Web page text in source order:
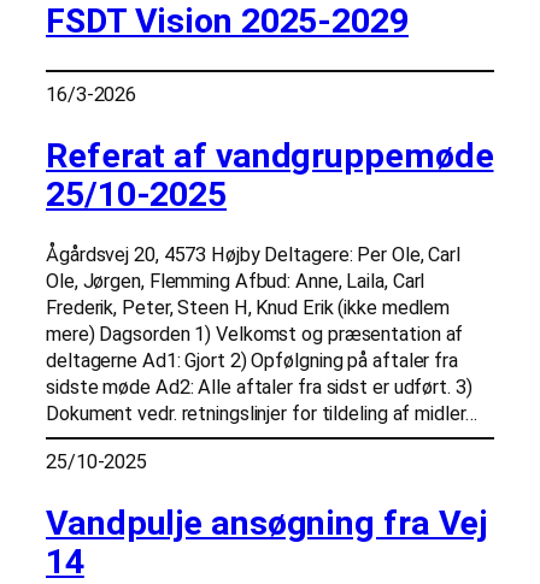
FSDT Vision 2025-2029
16/3-2026
Referat af vandgruppemøde
25/10-2025
Ågårdsvej 20, 4573 Højby Deltagere: Per Ole, Carl
Ole, Jørgen, Flemming Afbud: Anne, Laila, Carl
Frederik, Peter, Steen H, Knud Erik (ikke medlem
mere) Dagsorden 1) Velkomst og præsentation af
deltagerne Ad1: Gjort 2) Opfølgning på aftaler fra
sidste møde Ad2: Alle aftaler fra sidst er udført. 3)
Dokument vedr. retningslinjer for tildeling af midler…
25/10-2025
Vandpulje ansøgning fra Vej
14